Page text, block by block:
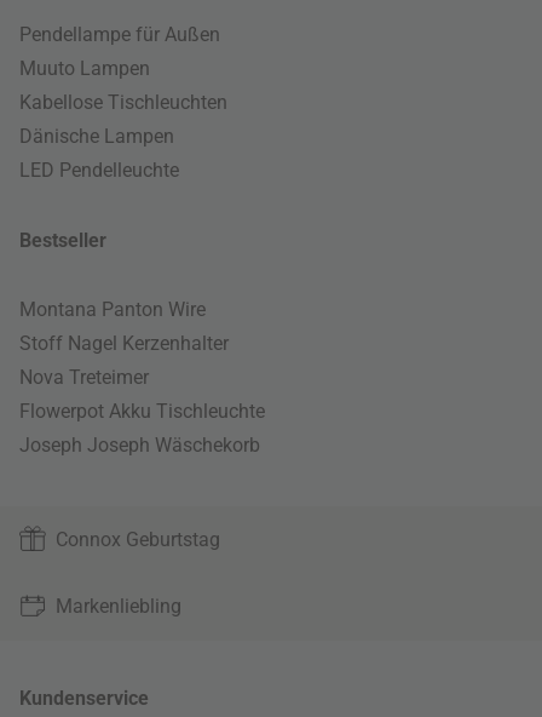
Pendellampe für Außen
Muuto Lampen
Kabellose Tischleuchten
Dänische Lampen
LED Pendelleuchte
Bestseller
Montana Panton Wire
Stoff Nagel Kerzenhalter
Nova Treteimer
Flowerpot Akku Tischleuchte
Joseph Joseph Wäschekorb
Connox Geburtstag
Markenliebling
Kundenservice